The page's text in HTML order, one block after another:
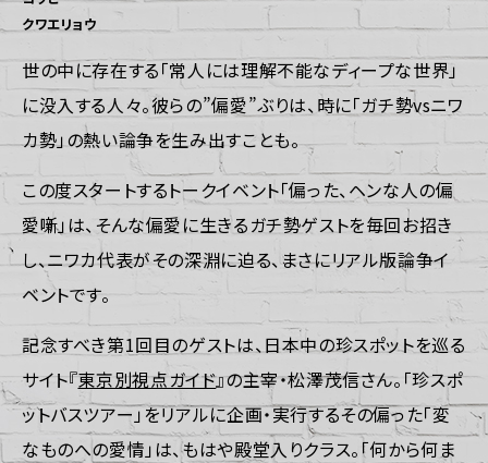
クワエリョウ
世の中に存在する「常人には理解不能なディープな世界」
に没入する人々。彼らの”偏愛”ぶりは、時に「ガチ勢vsニワ
カ勢」の熱い論争を生み出すことも。
この度スタートするトークイベント「偏った、ヘンな人の偏
愛噺」は、そんな偏愛に生きるガチ勢ゲストを毎回お招き
し、ニワカ代表がその深淵に迫る、まさにリアル版論争イ
ベントです。
記念すべき第1回目のゲストは、日本中の珍スポットを巡る
サイト『東京別視点ガイド』の主宰・松澤茂信さん。「珍スポ
ットバスツアー」をリアルに企画・実行するその偏った「変
なものへの愛情」は、もはや殿堂入りクラス。「何から何ま